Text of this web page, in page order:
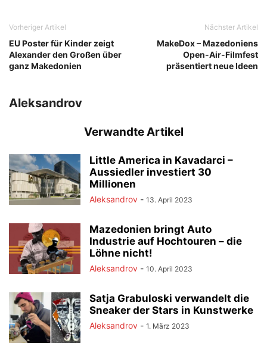
Vorheriger Artikel
EU Poster für Kinder zeigt
Alexander den Großen über
ganz Makedonien
Nächster Artikel
MakeDox – Mazedoniens
Open-Air-Filmfest
präsentiert neue Ideen
Aleksandrov
Verwandte Artikel
Little America in Kavadarci –
Aussiedler investiert 30
Millionen
Aleksandrov - 13. April 2023
Mazedonien bringt Auto
Industrie auf Hochtouren – die
Löhne nicht!
Aleksandrov - 10. April 2023
Satja Grabuloski verwandelt die
Sneaker der Stars in Kunstwerke
Aleksandrov - 1. März 2023